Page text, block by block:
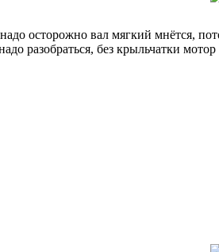
осторожно вал мягкий мнётся,
разобраться, без крыльчатки